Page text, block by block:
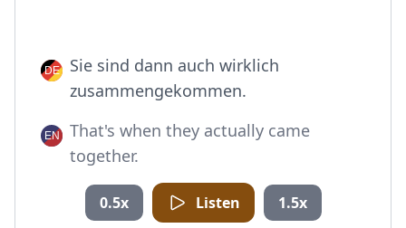
Sie sind dann auch wirklich
zusammengekommen.
That's when they actually came
together.
0.5x Listen 1.5x